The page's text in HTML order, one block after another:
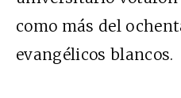
como más del
evangélicos blancos.